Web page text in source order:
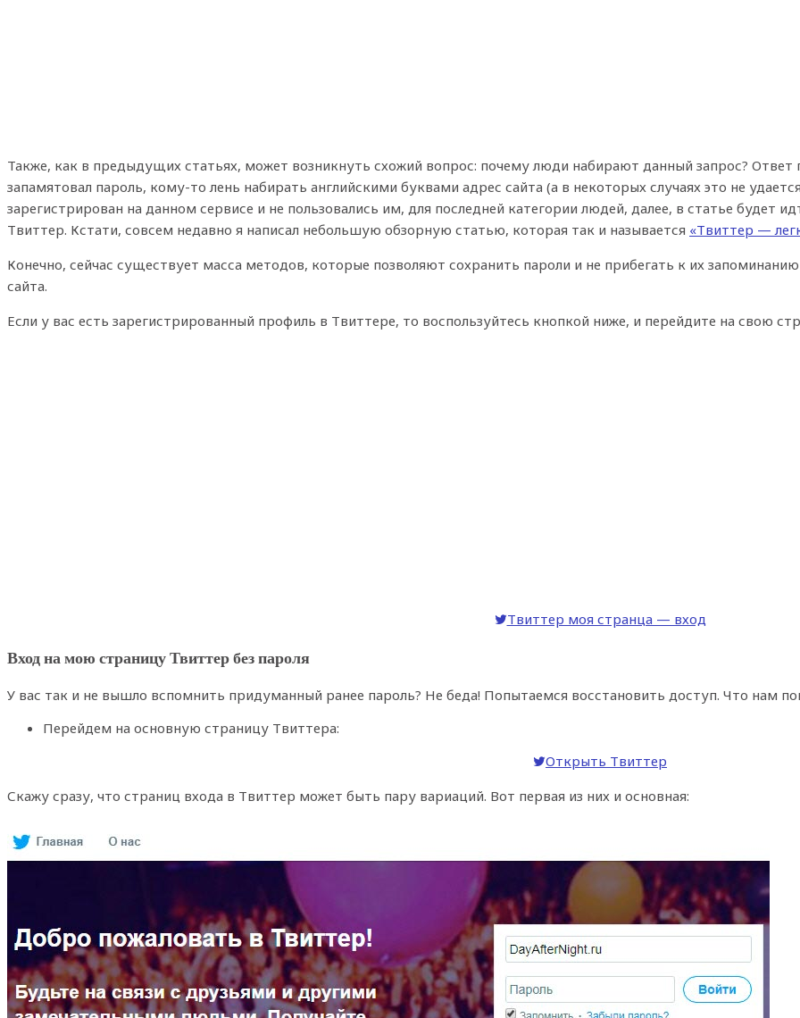
Также, как в предыдущих статьях, может возникнуть схожий вопрос: почему люди набирают данный запрос? Ответ
запамятовал пароль, кому-то лень набирать английскими буквами адрес сайта (а в некоторых случаях это не
зарегистрирован на данном сервисе и не пользовались им, для последней категории людей, далее, в статье будет
Твиттер. Кстати, совсем недавно я написал небольшую обзорную статью, которая так и называется «Твиттер —
Конечно, сейчас существует масса методов, которые позволяют сохранить пароли и не прибегать к их
сайта.
Если у вас есть зарегистрированный профиль в Твиттере, то воспользуйтесь кнопкой ниже, и перейдите на свою
Твиттер моя странца — вход
Вход на мою страницу Твиттер без пароля
У вас так и не вышло вспомнить придуманный ранее пароль? Не беда! Попытаемся восстановить доступ. Что нам
Перейдем на основную страницу Твиттера:
Открыть Твиттер
Скажу сразу, что страниц входа в Твиттер может быть пару вариаций. Вот первая из них и основная: